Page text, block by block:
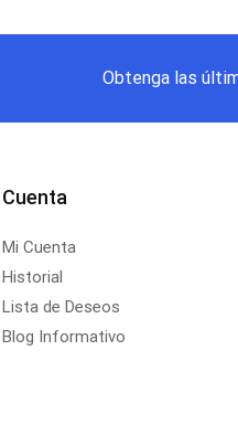
Obtenga las
Cuenta
Mi Cuenta
Historial
Lista de Deseos
Blog Informativo